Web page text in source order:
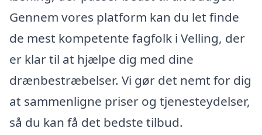
Gennem vores platform kan du let finde
de mest kompetente fagfolk i Velling, der
er klar til at hjælpe dig med dine
drænbestræbelser. Vi gør det nemt for dig
at sammenligne priser og tjenesteydelser,
så du kan få det bedste tilbud.